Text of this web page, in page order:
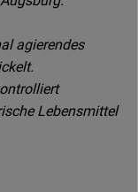
agierendes
Lebensmittel